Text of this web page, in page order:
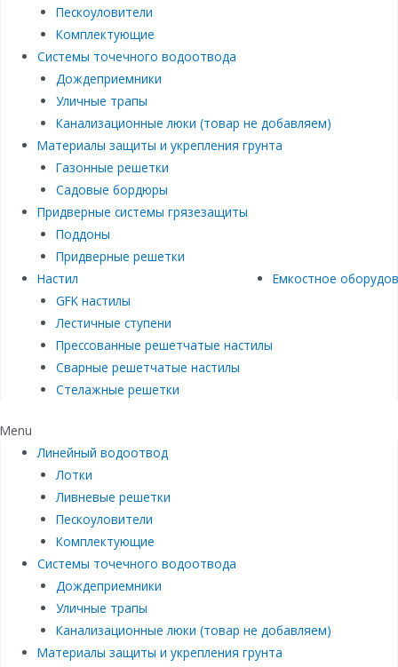
Пескоуловители
Комплектующие
Системы точечного водоотвода
Дождеприемники
Уличные трапы
Канализационные люки (товар не добавляем)
Материалы защиты и укрепления грунта
Газонные решетки
Садовые бордюры
Придверные системы грязезащиты
Поддоны
Придверные решетки
Настил
GFK настилы
Лестичные ступени
Прессованные решетчатые настилы
Сварные решетчатые настилы
Стелажные решетки
Емкостное
Menu
Линейный водоотвод
Лотки
Ливневые решетки
Пескоуловители
Комплектующие
Системы точечного водоотвода
Дождеприемники
Уличные трапы
Канализационные люки (товар не добавляем)
Материалы защиты и укрепления грунта